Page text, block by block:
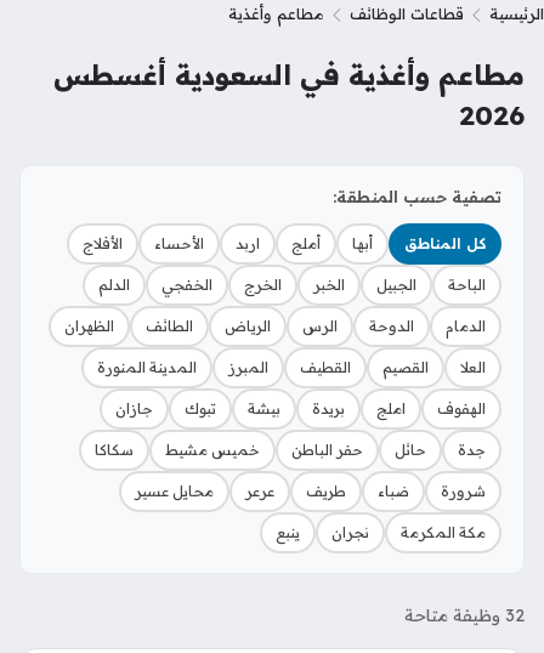
الرئيسية قطاعات الوظائف مطاعم وأغذية
مطاعم وأغذية في السعودية أغسطس
2026
تصفية حسب المنطقة:
كل المناطق أبها أملج اربد الأحساء الأفلاج
الباحة الجبيل الخبر الخرج الخفجي الدلم
الدمام الدوحة الرس الرياض الطائف الظهران
العلا القصيم القطيف المبرز المدينة المنورة
الهفوف املج بريدة بيشة تبوك جازان
جدة حائل حفر الباطن خميس مشيط سكاكا
شرورة ضباء طريف عرعر محايل عسير
مكة المكرمة نجران ينبع
32 وظيفة متاحة